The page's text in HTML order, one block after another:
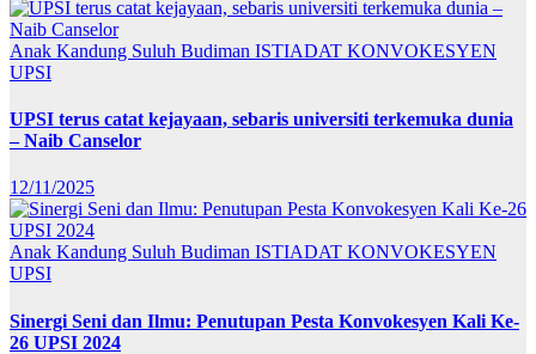
Anak Kandung Suluh Budiman ISTIADAT KONVOKESYEN
UPSI
UPSI terus catat kejayaan, sebaris universiti terkemuka dunia
– Naib Canselor
12/11/2025
Anak Kandung Suluh Budiman ISTIADAT KONVOKESYEN
UPSI
Sinergi Seni dan Ilmu: Penutupan Pesta Konvokesyen Kali Ke-
26 UPSI 2024